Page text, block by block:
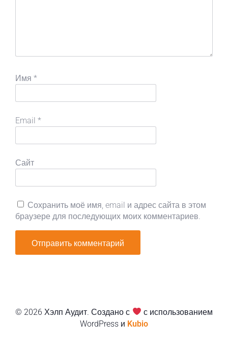
Имя *
Email *
Сайт
Сохранить моё имя, email и адрес сайта в этом
браузере для последующих моих комментариев.
© 2026 Хэлп Аудит. Создано с
с использованием
WordPress и Kubio